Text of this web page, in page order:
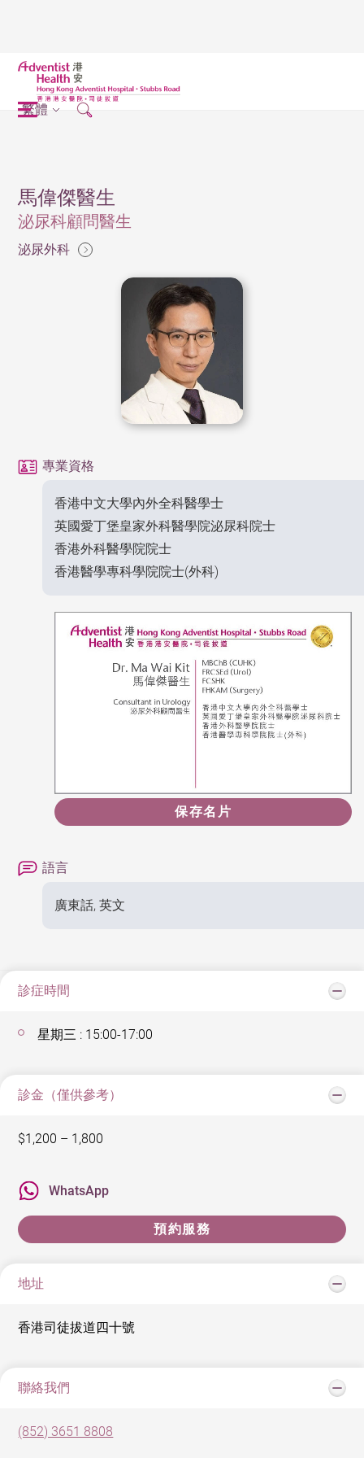
繁體
馬偉傑醫生
泌尿科顧問醫生
泌尿外科
專業資格
香港中文大學內外全科醫學士
英國愛丁堡皇家外科醫學院泌尿科院士
香港外科醫學院院士
香港醫學專科學院院士(外科)
保存名片
語言
廣東話, 英文
診症時間
星期三 : 15:00-17:00
診金（僅供參考）
$1,200 – 1,800
WhatsApp
預約服務
地址
香港司徒拔道四十號
聯絡我們
(852) 3651 8808